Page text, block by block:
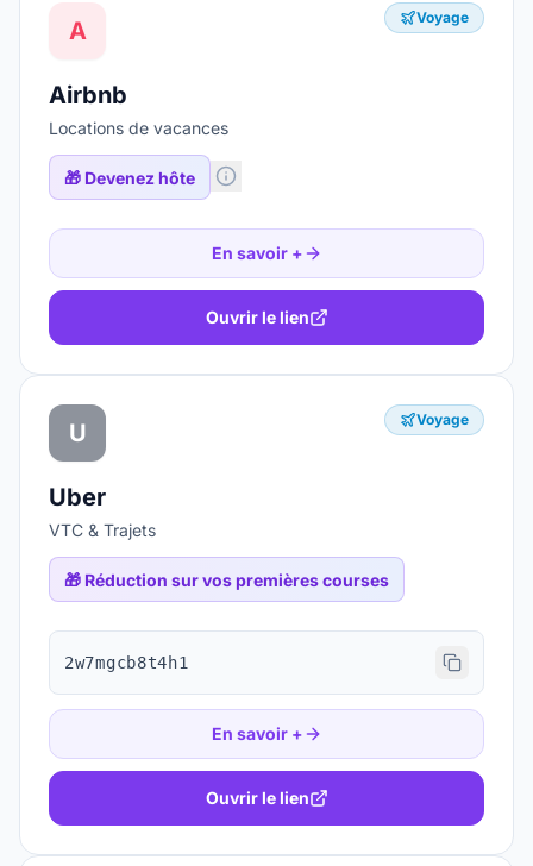
A Voyage
Airbnb
Locations de vacances
🎁 Devenez hôte
En savoir +
Ouvrir le lien
U Voyage
Uber
VTC & Trajets
🎁 Réduction sur vos premières courses
2w7mgcb8t4h1
En savoir +
Ouvrir le lien